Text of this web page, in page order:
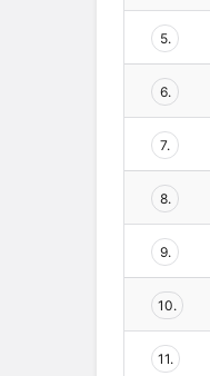
5.
6.
7.
8.
9.
10.
11.